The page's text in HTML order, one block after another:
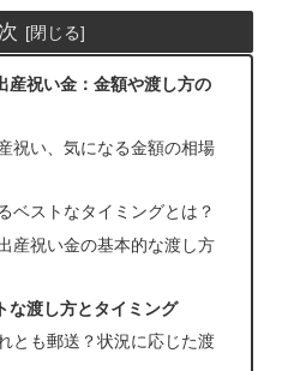
産祝い金：金額や渡し方の
祝い、気になる金額の相場
ベストなタイミングとは？
産祝い金の基本的な渡し方
な渡し方とタイミング
とも郵送？状況に応じた渡